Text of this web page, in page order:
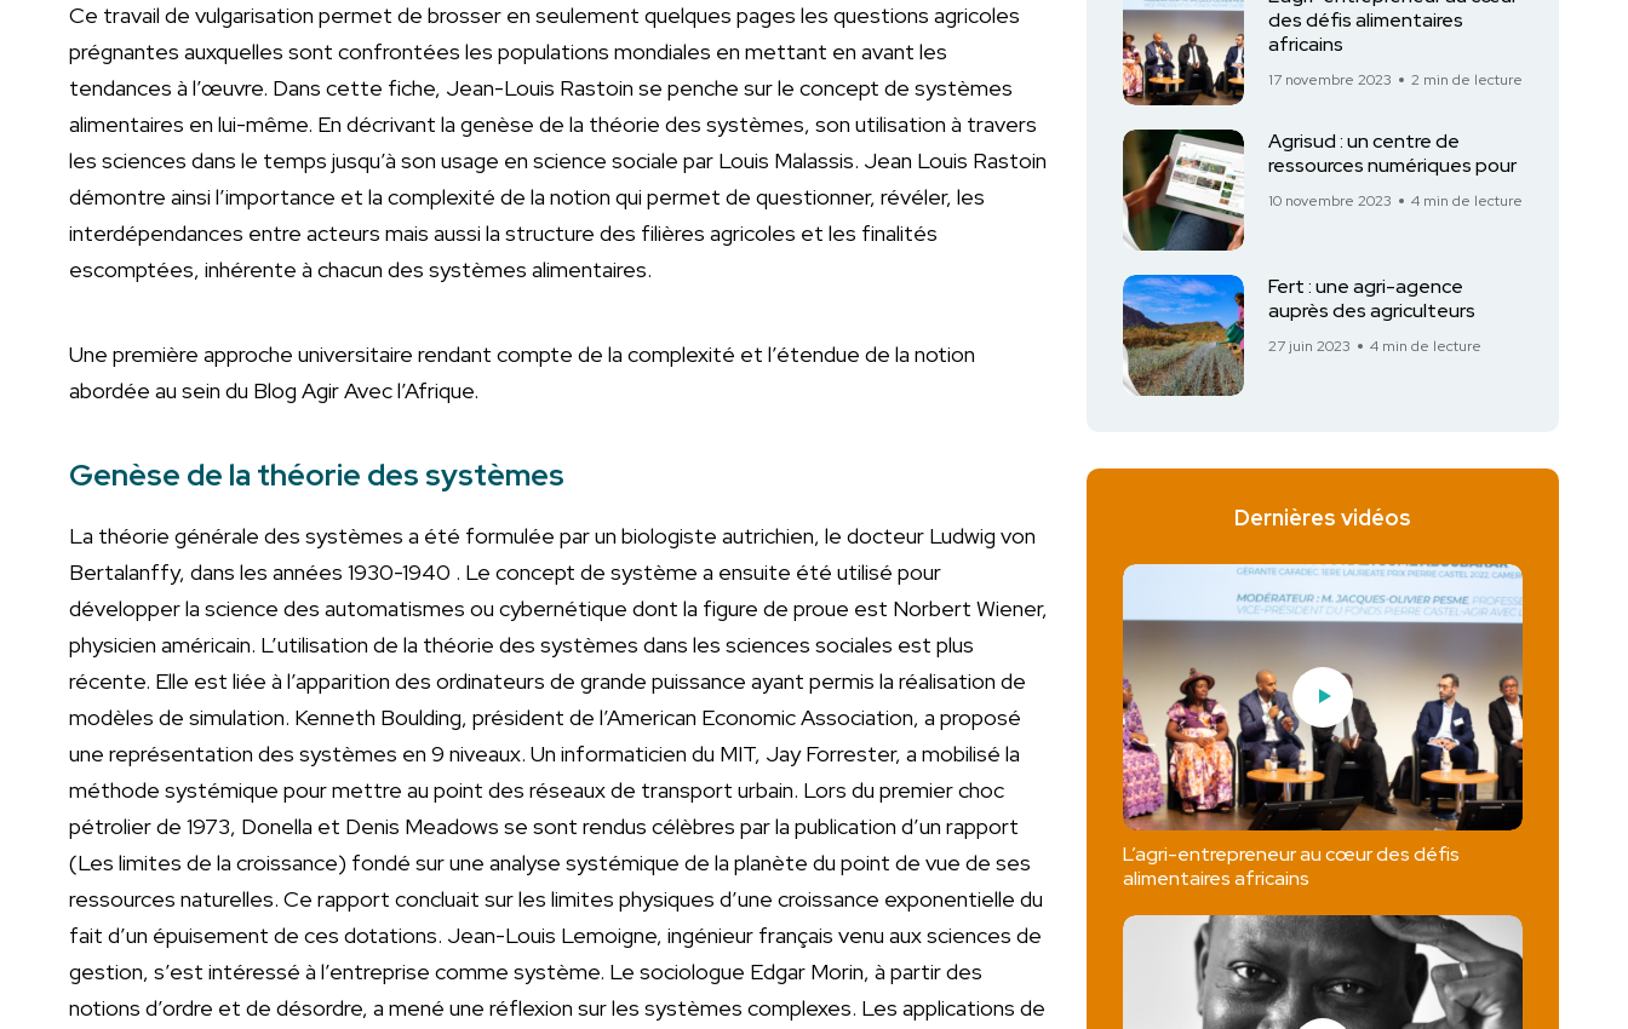
Ce travail de vulgarisation permet de brosser en seulement quelques pages les questions agricoles
prégnantes auxquelles sont confrontées les populations mondiales en mettant en avant les
tendances à l’œuvre. Dans cette fiche, Jean-Louis Rastoin se penche sur le concept de systèmes
alimentaires en lui-même. En décrivant la genèse de la théorie des systèmes, son utilisation à travers
les sciences dans le temps jusqu’à son usage en science sociale par Louis Malassis. Jean Louis Rastoin
démontre ainsi l’importance et la complexité de la notion qui permet de questionner, révéler, les
interdépendances entre acteurs mais aussi la structure des filières agricoles et les finalités
escomptées, inhérente à chacun des systèmes alimentaires.
Une première approche universitaire rendant compte de la complexité et l’étendue de la notion
abordée au sein du Blog Agir Avec l’Afrique.
Genèse de la théorie des systèmes
La théorie générale des systèmes a été formulée par un biologiste autrichien, le docteur Ludwig von
Bertalanffy, dans les années 1930-1940 . Le concept de système a ensuite été utilisé pour
développer la science des automatismes ou cybernétique dont la figure de proue est Norbert Wiener,
physicien américain. L’utilisation de la théorie des systèmes dans les sciences sociales est plus
récente. Elle est liée à l’apparition des ordinateurs de grande puissance ayant permis la réalisation de
modèles de simulation. Kenneth Boulding, président de l’American Economic Association, a proposé
une représentation des systèmes en 9 niveaux. Un informaticien du MIT, Jay Forrester, a mobilisé la
méthode systémique pour mettre au point des réseaux de transport urbain. Lors du premier choc
pétrolier de 1973, Donella et Denis Meadows se sont rendus célèbres par la publication d’un rapport
(Les limites de la croissance) fondé sur une analyse systémique de la planète du point de vue de ses
ressources naturelles. Ce rapport concluait sur les limites physiques d’une croissance exponentielle du
fait d’un épuisement de ces dotations. Jean-Louis Lemoigne, ingénieur français venu aux sciences de
gestion, s’est intéressé à l’entreprise comme système. Le sociologue Edgar Morin, à partir des
notions d’ordre et de désordre, a mené une réflexion sur les systèmes complexes. Les applications de
des défis alimentaires
africains
17 novembre 2023 2 min de lecture
Agrisud : un centre de
ressources numériques pour
10 novembre 2023 4 min de lecture
Fert : une agri-agence
auprès des agriculteurs
27 juin 2023 4 min de lecture
Dernières vidéos
L’agri-entrepreneur au cœur des défis
alimentaires africains